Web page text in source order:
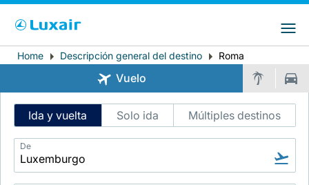
País de residencia Preferred language
Español
Breadcrumb
Home Descripción general del destino Roma
Vuelo
Intelligent
Flight
Search
Ida y vuelta Solo ida Múltiples destinos
De